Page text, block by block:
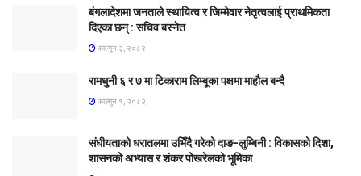
बंगलादेशमा जनताले स्थायित्व र जिम्मेवार नेतृत्वलाई प्राथमिकता
दिएका छन् : सचिव बस्नेत
फाल्गुन ३, २०८२
रामधुनी ६ र ७ मा टिकाराम लिम्बूका पक्षमा माहौल बन्दै
फाल्गुन १, २०८२
संघीयताको धरातलमा उभिँदै गरेको दाङ-लुम्बिनी : विकासको दिशा,
शासनको अभ्यास र शंकर पोखरेलको भूमिका